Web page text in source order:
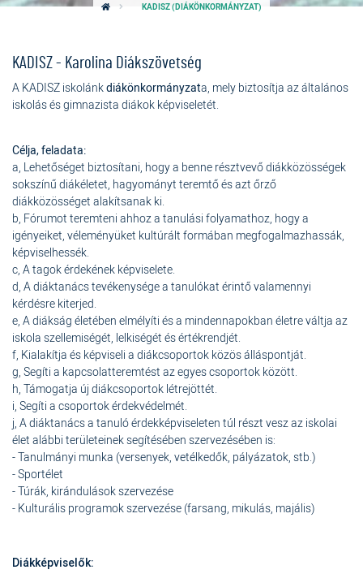
KADISZ (DIÁKÖNKORMÁNYZAT)
KADISZ - Karolina Diákszövetség
A KADISZ iskolánkdiákönkormányzata, mely biztosítja az általános
iskolás és gimnazista diákok képviseletét.
Célja, feladata:
a, Lehetőséget biztosítani, hogy a benne résztvevő diákközösségek
sokszínű diákéletet, hagyományt teremtő és azt őrző
diákközösséget alakítsanak ki.
b, Fórumot teremteni ahhoz a tanulási folyamathoz, hogy a
igényeiket, véleményüket kultúrált formában megfogalmazhassák,
képviselhessék.
c, A tagok érdekének képviselete.
d, A diáktanács tevékenysége a tanulókat érintő valamennyi
kérdésre kiterjed.
e, A diákság életében elmélyíti és a mindennapokban életre váltja az
iskola szellemiségét, lelkiségét és értékrendjét.
f, Kialakítja és képviseli a diákcsoportok közös álláspontját.
g, Segíti a kapcsolatteremtést az egyes csoportok között.
h, Támogatja új diákcsoportok létrejöttét.
i, Segíti a csoportok érdekvédelmét.
j, A diáktanács a tanuló érdekképviseleten túl részt vesz az iskolai
élet alábbi területeinek segítésében szervezésében is:
- Tanulmányi munka (versenyek, vetélkedők, pályázatok, stb.)
- Sportélet
- Túrák, kirándulások szervezése
- Kulturális programok szervezése (farsang, mikulás, majális)
Diákképviselők: